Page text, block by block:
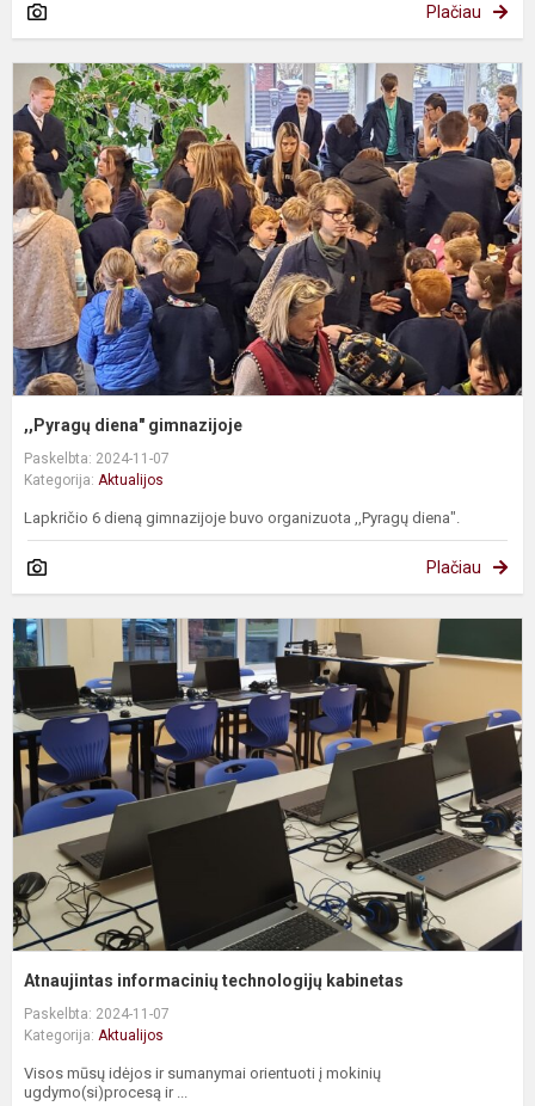
Plačiau
,,Pyragų diena" gimnazijoje
Paskelbta: 2024-11-07
Kategorija: Aktualijos
Lapkričio 6 dieną gimnazijoje buvo organizuota ,,Pyragų diena".
Plačiau
Atnaujintas informacinių technologijų kabinetas
Paskelbta: 2024-11-07
Kategorija: Aktualijos
Visos mūsų idėjos ir sumanymai orientuoti į mokinių
ugdymo(si)procesą ir ...